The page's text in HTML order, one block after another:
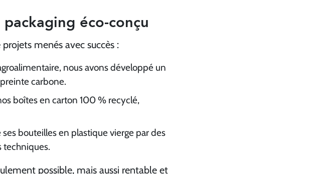
éco-conçu
menés avec succès :
nous avons développé un
carbone.
boîtes en carton 100 % recyclé,
bouteilles en plastique vierge par des
techniques.
possible, mais aussi rentable et